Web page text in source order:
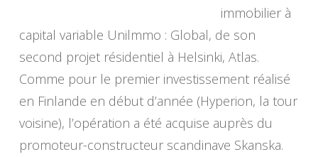
immobilier à
capital variable Unilmmo : Global, de son
second projet résidentiel à Helsinki, Atlas.
Comme pour le premier investissement réalisé
en Finlande en début d’année (Hyperion, la tour
voisine), l’opération a été acquise auprès du
promoteur-constructeur scandinave Skanska.